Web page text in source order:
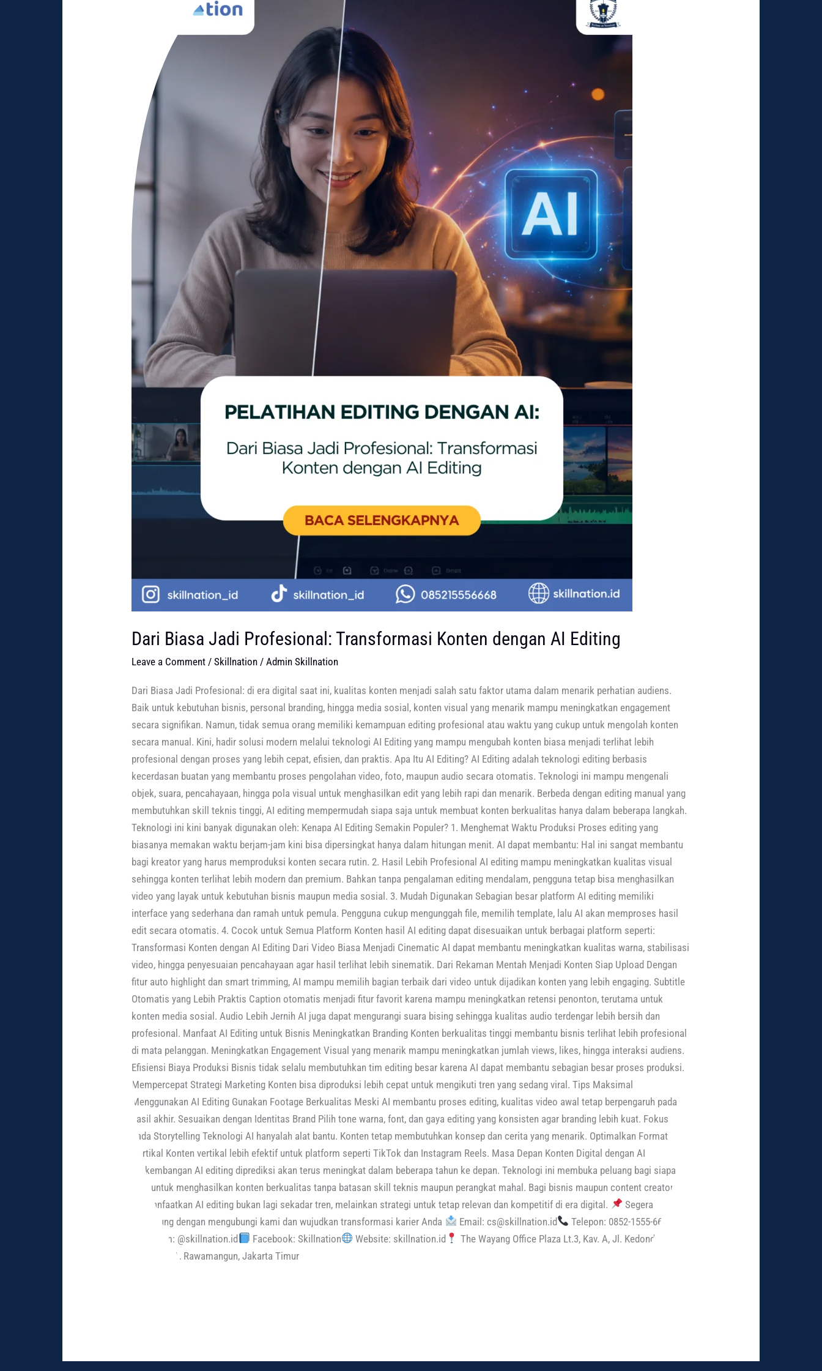
Dari Biasa Jadi Profesional: Transformasi Konten dengan AI Editing
Leave a Comment /Skillnation /Admin Skillnation
Dari Biasa Jadi Profesional: di era digital saat ini, kualitas konten menjadi salah satu faktor utama dalam menarik perhatian audiens.
Baik untuk kebutuhan bisnis, personal branding, hingga media sosial, konten visual yang menarik mampu meningkatkan engagement
secara signifikan. Namun, tidak semua orang memiliki kemampuan editing profesional atau waktu yang cukup untuk mengolah konten
secara manual. Kini, hadir solusi modern melalui teknologi AI Editing yang mampu mengubah konten biasa menjadi terlihat lebih
profesional dengan proses yang lebih cepat, efisien, dan praktis. Apa Itu AI Editing? AI Editing adalah teknologi editing berbasis
kecerdasan buatan yang membantu proses pengolahan video, foto, maupun audio secara otomatis. Teknologi ini mampu mengenali
objek, suara, pencahayaan, hingga pola visual untuk menghasilkan edit yang lebih rapi dan menarik. Berbeda dengan editing manual yang
membutuhkan skill teknis tinggi, AI editing mempermudah siapa saja untuk membuat konten berkualitas hanya dalam beberapa langkah.
Teknologi ini kini banyak digunakan oleh: Kenapa AI Editing Semakin Populer? 1. Menghemat Waktu Produksi Proses editing yang
biasanya memakan waktu berjam-jam kini bisa dipersingkat hanya dalam hitungan menit. AI dapat membantu: Hal ini sangat membantu
bagi kreator yang harus memproduksi konten secara rutin. 2. Hasil Lebih Profesional AI editing mampu meningkatkan kualitas visual
sehingga konten terlihat lebih modern dan premium. Bahkan tanpa pengalaman editing mendalam, pengguna tetap bisa menghasilkan
video yang layak untuk kebutuhan bisnis maupun media sosial. 3. Mudah Digunakan Sebagian besar platform AI editing memiliki
interface yang sederhana dan ramah untuk pemula. Pengguna cukup mengunggah file, memilih template, lalu AI akan memproses hasil
edit secara otomatis. 4. Cocok untuk Semua Platform Konten hasil AI editing dapat disesuaikan untuk berbagai platform seperti:
Transformasi Konten dengan AI Editing Dari Video Biasa Menjadi Cinematic AI dapat membantu meningkatkan kualitas warna, stabilisasi
video, hingga penyesuaian pencahayaan agar hasil terlihat lebih sinematik. Dari Rekaman Mentah Menjadi Konten Siap Upload Dengan
fitur auto highlight dan smart trimming, AI mampu memilih bagian terbaik dari video untuk dijadikan konten yang lebih engaging. Subtitle
Otomatis yang Lebih Praktis Caption otomatis menjadi fitur favorit karena mampu meningkatkan retensi penonton, terutama untuk
konten media sosial. Audio Lebih Jernih AI juga dapat mengurangi suara bising sehingga kualitas audio terdengar lebih bersih dan
profesional. Manfaat AI Editing untuk Bisnis Meningkatkan Branding Konten berkualitas tinggi membantu bisnis terlihat lebih profesional
di mata pelanggan. Meningkatkan Engagement Visual yang menarik mampu meningkatkan jumlah views, likes, hingga interaksi audiens.
Efisiensi Biaya Produksi Bisnis tidak selalu membutuhkan tim editing besar karena AI dapat membantu sebagian besar proses produksi.
Mempercepat Strategi Marketing Konten bisa diproduksi lebih cepat untuk mengikuti tren yang sedang viral. Tips Maksimal
Menggunakan AI Editing Gunakan Footage Berkualitas Meski AI membantu proses editing, kualitas video awal tetap berpengaruh pada
hasil akhir. Sesuaikan dengan Identitas Brand Pilih tone warna, font, dan gaya editing yang konsisten agar branding lebih kuat. Fokus
pada Storytelling Teknologi AI hanyalah alat bantu. Konten tetap membutuhkan konsep dan cerita yang menarik. Optimalkan Format
Vertikal Konten vertikal lebih efektif untuk platform seperti TikTok dan Instagram Reels. Masa Depan Konten Digital dengan AI
Perkembangan AI editing diprediksi akan terus meningkat dalam beberapa tahun ke depan. Teknologi ini membuka peluang bagi siapa
saja untuk menghasilkan konten berkualitas tanpa batasan skill teknis maupun perangkat mahal. Bagi bisnis maupun content creator,
memanfaatkan AI editing bukan lagi sekadar tren, melainkan strategi untuk tetap relevan dan kompetitif di era digital.
Segera
bergabung dengan mengubungi kami dan wujudkan transformasi karier Anda
Email: cs@skillnation.id
Telepon: 0852-1555-6668
Instagram: @skillnation.id
Facebook: Skillnation Website: skillnation.id
The Wayang Office Plaza Lt.3, Kav. A, Jl. Kedondong
Raya No.5A, Rawamangun, Jakarta Timur
Profesional:
Transformasi
Konten
dengan
Editing